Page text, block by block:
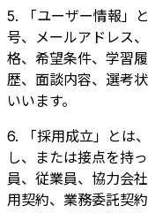
5. 「ユーザー情報」
号、メールアドレス
格、希望条件、学習
歴、面談内容、選考
いいます。
6. 「採用成立」とは
し、または接点を持
員、従業員、協力会
用契約、業務委託契